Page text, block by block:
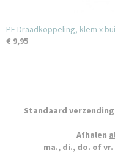
PE Draadkoppeling, klem x
€ 9,95
Standaard
Afhalen
ma., di., do. of